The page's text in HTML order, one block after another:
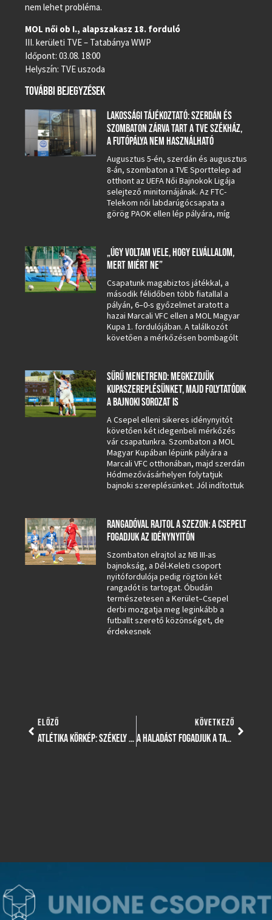
nem lehet probléma.
MOL női ob I., alapszakasz 18. forduló
III. kerületi TVE – Tatabánya WWP
Időpont: 03.08. 18:00
Helyszín: TVE uszoda
TOVÁBBI BEJEGYZÉSEK
LAKOSSÁGI TÁJÉKOZTATÓ: SZERDÁN ÉS
SZOMBATON ZÁRVA TART A TVE SZÉKHÁZ,
A FUTÓPÁLYA NEM HASZNÁLHATÓ
Augusztus 5-én, szerdán és augusztus
8-án, szombaton a TVE Sporttelep ad
otthont az UEFA Női Bajnokok Ligája
selejtező minitornájának. Az FTC-
Telekom női labdarúgócsapata a
görög PAOK ellen lép pályára, míg
„ÚGY VOLTAM VELE, HOGY ELVÁLLALOM,
MERT MIÉRT NE”
Csapatunk magabiztos játékkal, a
második félidőben több fiatallal a
pályán, 6–0-s győzelmet aratott a
hazai Marcali VFC ellen a MOL Magyar
Kupa 1. fordulójában. A találkozót
követően a mérkőzésen bombagólt
SŰRŰ MENETREND: MEGKEZDJÜK
KUPASZEREPLÉSÜNKET, MAJD FOLYTATÓDIK
A BAJNOKI SOROZAT IS
A Csepel elleni sikeres idénynyitót
követően két idegenbeli mérkőzés
vár csapatunkra. Szombaton a MOL
Magyar Kupában lépünk pályára a
Marcali VFC otthonában, majd szerdán
Hódmezővásárhelyen folytatjuk
bajnoki szereplésünket. Jól indítottuk
RANGADÓVAL RAJTOL A SZEZON: A CSEPELT
FOGADJUK AZ IDÉNYNYITÓN
Szombaton elrajtol az NB III-as
bajnokság, a Dél-Keleti csoport
nyitófordulója pedig rögtön két
rangadót is tartogat. Óbudán
természetesen a Kerület–Csepel
derbi mozgatja meg leginkább a
futballt szerető közönséget, de
érdekesnek
ELŐZŐ
ATLÉTIKA KÖRKÉP: SZÉKELY LILI VISSZATÉRT, FERENCZI DANI PEDIG AZ U18-ASOK KÖZÖTT MUTATKOZOTT BE
KÖVETKEZŐ
A HALADÁST FOGADJUK A TAVASZI SZEZON ELSŐ HAZAI BAJNOKIJÁN